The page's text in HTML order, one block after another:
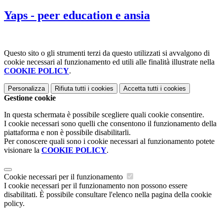
Yaps - peer education e ansia
Questo sito o gli strumenti terzi da questo utilizzati si avvalgono di
cookie necessari al funzionamento ed utili alle finalità illustrate nella
COOKIE POLICY.
Personalizza Rifiuta tutti i cookies Accetta tutti i cookies
Gestione cookie
In questa schermata è possibile scegliere quali cookie consentire.
I cookie necessari sono quelli che consentono il funzionamento della
piattaforma e non è possibile disabilitarli.
Per conoscere quali sono i cookie necessari al funzionamento potete
visionare la COOKIE POLICY.
Cookie necessari per il funzionamento
I cookie necessari per il funzionamento non possono essere
disabilitati. È possibile consultare l'elenco nella pagina della cookie
policy.